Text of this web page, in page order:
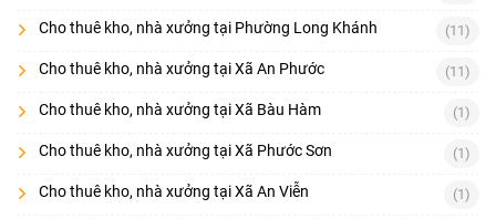
Cho thuê kho, nhà xưởng tại Phường Long Khánh (11)
Cho thuê kho, nhà xưởng tại Xã An Phước (11)
Cho thuê kho, nhà xưởng tại Xã Bàu Hàm (1)
Cho thuê kho, nhà xưởng tại Xã Phước Sơn (1)
Cho thuê kho, nhà xưởng tại Xã An Viễn (1)